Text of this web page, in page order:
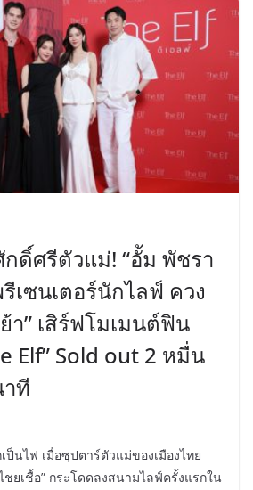
ดิ์ศรีตัวแม่! “อั้ม พัชรา
เซนเตอร์นักไลฟ์ ควง
า” เสิร์ฟโมเมนต์ฟิน
Elf” Sold out 2 หมื่น
ที
ป็นไฟ เมื่อซุปตาร์ตัวแม่ของเมืองไทย
ชยเชื้อ” กระโดดลงสนามไลฟ์ครั้งแรกใน